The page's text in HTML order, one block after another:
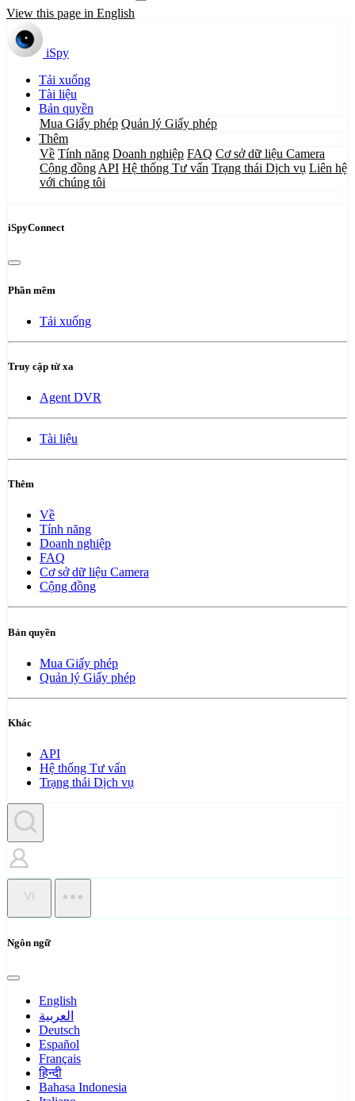
View this page in English
iSpy
Tải xuống
Tài liệu
Bản quyền
Mua Giấy phép Quản lý Giấy phép
Thêm
Về Tính năng Doanh nghiệp FAQ Cơ sở dữ liệu Camera
Cộng đồng API Hệ thống Tư vấn Trạng thái Dịch vụ Liên hệ
với chúng tôi
iSpyConnect
Phần mềm
Tải xuống
Truy cập từ xa
Agent DVR
Tài liệu
Thêm
Về
Tính năng
Doanh nghiệp
FAQ
Cơ sở dữ liệu Camera
Cộng đồng
Bản quyền
Mua Giấy phép
Quản lý Giấy phép
Khác
API
Hệ thống Tư vấn
Trạng thái Dịch vụ
VI
Ngôn ngữ
English
العربية
Deutsch
Español
Français
हिन्दी
Bahasa Indonesia